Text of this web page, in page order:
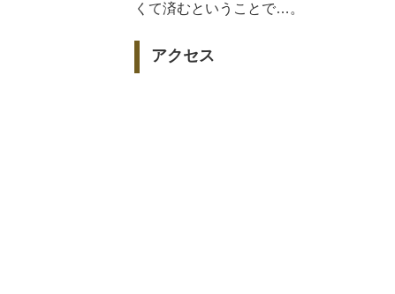
くて済むということで…。
アクセス